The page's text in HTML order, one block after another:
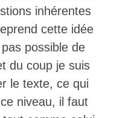
inhérentes
cette idée
possible de
du coup je suis
le texte, ce qui
niveau, il faut